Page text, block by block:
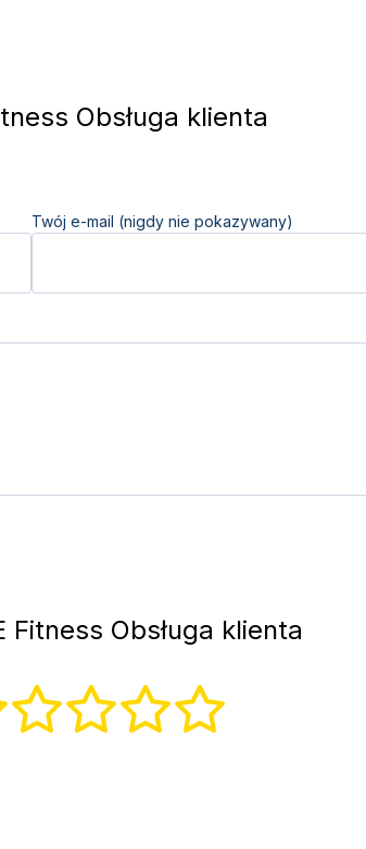
Obsługa klienta
Twój e-mail (nigdy nie pokazywany)
Fitness Obsługa klienta